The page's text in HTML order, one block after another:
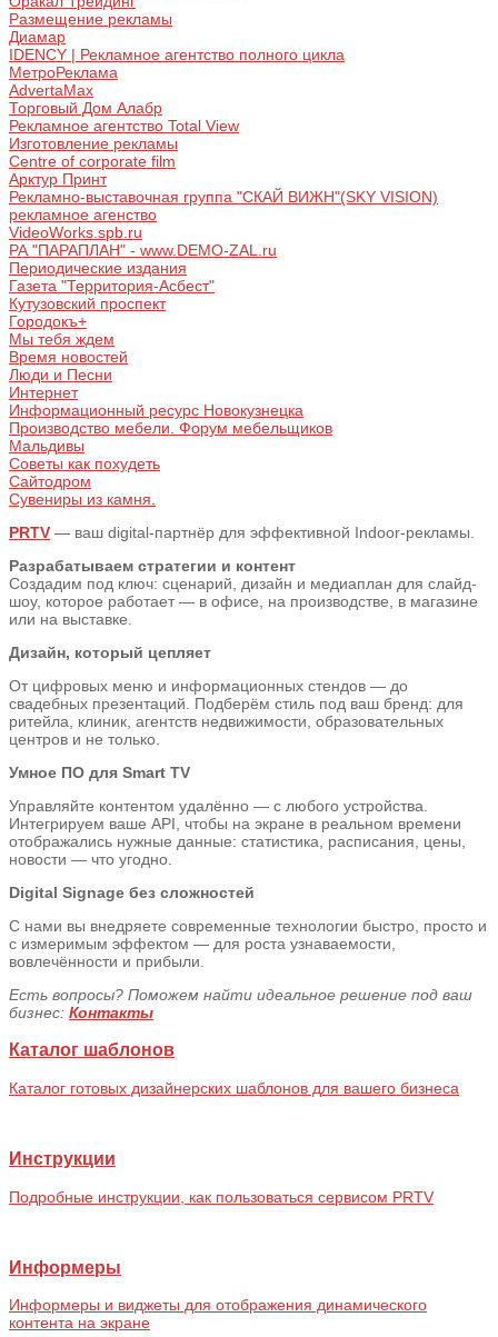
Размещение рекламы
Диамар
IDENCY | Рекламное агентство полного цикла
МетроРеклама
AdvertaMax
Торговый Дом Алабр
Рекламное агентство Total View
Изготовление рекламы
Centre of corporate film
Арктур Принт
Рекламно-выставочная группа "СКАЙ ВИЖН"(SKY VISION)
рекламное агенство
VideoWorks.spb.ru
РА "ПАРАПЛАН" - www.DEMO-ZAL.ru
Периодические издания
Газета "Территория-Асбест"
Кутузовский проспект
Городокъ+
Мы тебя ждем
Время новостей
Люди и Песни
Интернет
Информационный ресурс Новокузнецка
Производство мебели. Форум мебельщиков
Мальдивы
Советы как похудеть
Сайтодром
Сувениры из камня.
PRTV — ваш digital-партнёр для эффективной Indoor-рекламы.
Разрабатываем стратегии и контент
Создадим под ключ: сценарий, дизайн и медиаплан для слайд-
шоу, которое работает — в офисе, на производстве, в магазине
или на выставке.
Дизайн, который цепляет
От цифровых меню и информационных стендов — до
свадебных презентаций. Подберём стиль под ваш бренд: для
ритейла, клиник, агентств недвижимости, образовательных
центров и не только.
Умное ПО для Smart TV
Управляйте контентом удалённо — с любого устройства.
Интегрируем ваше API, чтобы на экране в реальном времени
отображались нужные данные: статистика, расписания, цены,
новости — что угодно.
Digital Signage без сложностей
С нами вы внедряете современные технологии быстро, просто и
с измеримым эффектом — для роста узнаваемости,
вовлечённости и прибыли.
Есть вопросы? Поможем найти идеальное решение под ваш
бизнес: Контакты
Каталог шаблонов
Каталог готовых дизайнерских шаблонов для вашего бизнеса
Инструкции
Подробные инструкции, как пользоваться сервисом PRTV
Информеры
Информеры и виджеты для отображения динамического
контента на экране